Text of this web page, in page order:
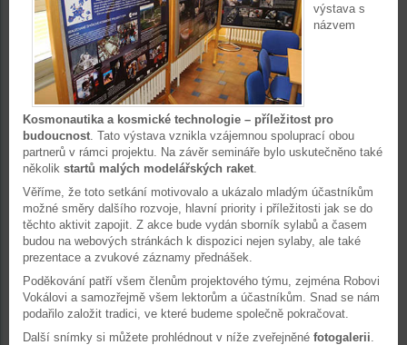
výstava s
názvem
Kosmonautika a kosmické technologie – příležitost pro
budoucnost . Tato výstava vznikla vzájemnou spoluprací obou
partnerů v rámci projektu. Na závěr semináře bylo uskutečněno také
několik startů malých modelářských raket
Věříme, že toto setkání motivovalo a ukázalo mladým účastníkům
možné směry dalšího rozvoje, hlavní priority i příležitosti jak se do
těchto aktivit zapojit. Z akce bude vydán sborník sylabů a časem
budou na webových stránkách k dispozici nejen sylaby, ale také
prezentace a zvukové záznamy přednášek.
Poděkování patří všem členům projektového týmu, zejména Robovi
Vokálovi a samozřejmě všem lektorům a účastníkům. Snad se nám
podařilo založit tradici, ve které budeme společně pokračovat.
Další snímky si můžete prohlédnout v níže zveřejněné fotogalerii